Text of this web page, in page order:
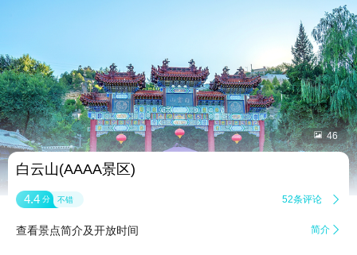
 46
白云山(AAAA景区)
4.4 分 不错 52条评论 
查看景点简介及开放时间 简介 